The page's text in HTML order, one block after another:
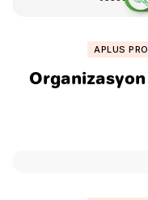
APLUS
Organizasyon